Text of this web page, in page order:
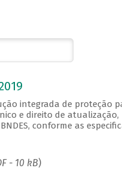
integrada de proteção
e direito de atualização,
conforme as
- 10 kB)